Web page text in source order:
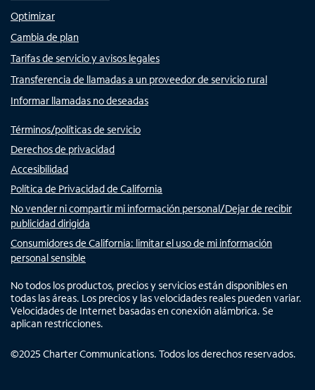
Optimizar
Cambia de plan
Tarifas de servicio y avisos legales
Transferencia de llamadas a un proveedor de servicio rural
Informar llamadas no deseadas
Términos/políticas de servicio
Derechos de privacidad
Accesibilidad
Política de Privacidad de California
No vender ni compartir mi información personal/Dejar de recibir
publicidad dirigida
Consumidores de California: limitar el uso de mi información
personal sensible
No todos los productos, precios y servicios están disponibles en
todas las áreas. Los precios y las velocidades reales pueden variar.
Velocidades de Internet basadas en conexión alámbrica. Se
aplican restricciones.
©2025 Charter Communications. Todos los derechos reservados.